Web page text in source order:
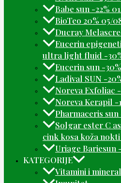
Babe sun -22%
BioTeo 20% 05/
Ducray
Eucerin
ultra light fluid -
Eucerin sun -
Ladival SUN -
Noreva Exfoliac
Noreva Kerapil -
Pharmaceris sun
Solgar ester C
cink kosa koža
Uriage Bariesun
KATEGORIJE
Vitamini i